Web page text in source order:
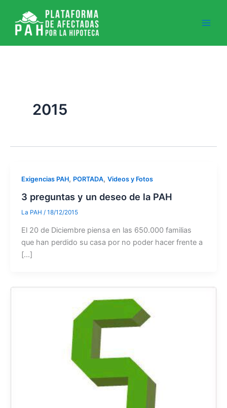
contenido
2015
Exigencias PAH, PORTADA, Videos y Fotos
3 preguntas y un deseo de la PAH
La PAH / 18/12/2015
El 20 de Diciembre piensa en las 650.000 familias
que han perdido su casa por no poder hacer frente a
[…]